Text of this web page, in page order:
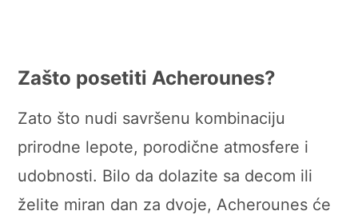
Zašto posetiti Acherounes?
Zato što nudi savršenu kombinaciju
prirodne lepote, porodične atmosfere i
udobnosti. Bilo da dolazite sa decom ili
želite miran dan za dvoje, Acherounes će